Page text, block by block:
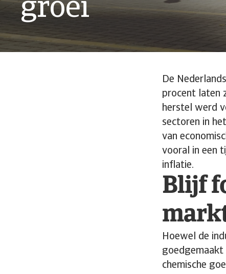
groei
De
procent laten
herstel werd
sectoren in
van
vooral in een
inflatie.
Blijf
Hoewel de
goedgemaakt
chemische